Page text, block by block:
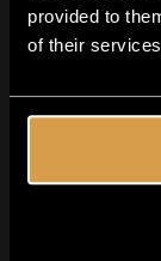
provided to
of their